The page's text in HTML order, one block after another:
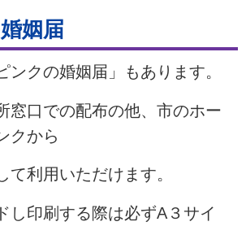
姻届
ンクの婚姻届」もあります。
窓口での配布の他、市のホー
クから
て利用いただけます。
し印刷する際は必ずA３サイ